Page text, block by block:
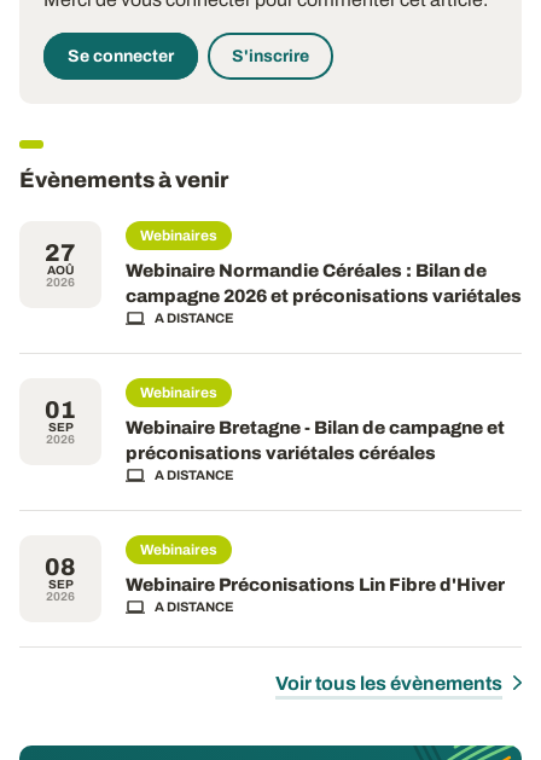
Se connecter S'inscrire
Évènements à venir
27
AOÛ
2026
Webinaires
Webinaire Normandie Céréales : Bilan de
campagne 2026 et préconisations variétales
A DISTANCE
01
SEP
2026
Webinaires
Webinaire Bretagne - Bilan de campagne et
préconisations variétales céréales
A DISTANCE
08
SEP
2026
Webinaires
Webinaire Préconisations Lin Fibre d'Hiver
A DISTANCE
Voir tous les évènements